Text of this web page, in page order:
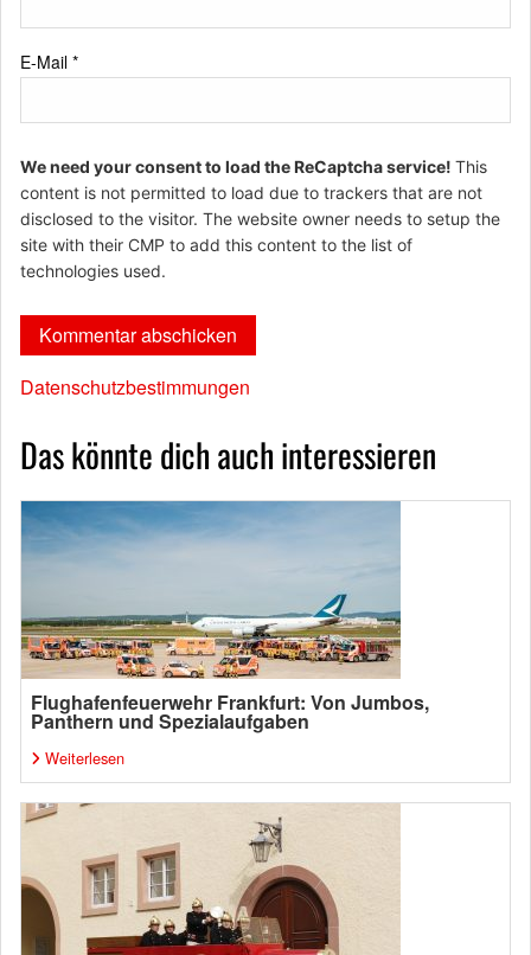
E-Mail *
We need your consent to load the ReCaptcha service! This
content is not permitted to load due to trackers that are not
disclosed to the visitor. The website owner needs to setup the
site with their CMP to add this content to the list of
technologies used.
Datenschutzbestimmungen
Das könnte dich auch interessieren
Flughafenfeuerwehr Frankfurt: Von Jumbos,
Panthern und Spezialaufgaben
Weiterlesen